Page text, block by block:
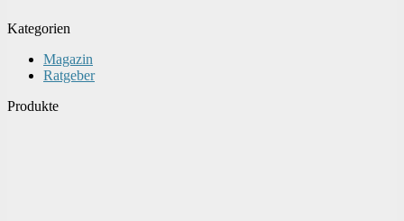
Kategorien
Magazin
Ratgeber
Produkte